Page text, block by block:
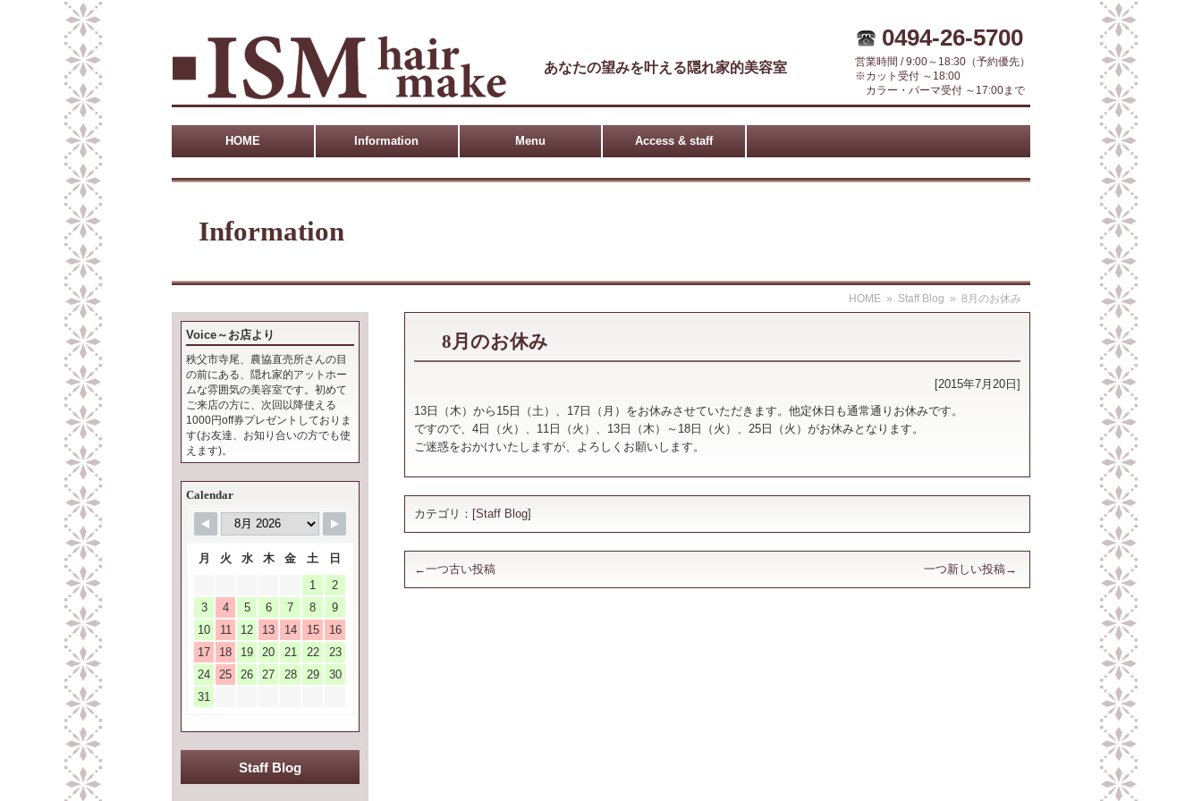
あなたの望みを叶える隠れ家的美容室
0494-26-5700
営業時間 / 9:00～18:30（予約優先）
※カット受付 ～18:00
カラー・パーマ受付 ～17:00まで
HOME Information Menu Access & staff
Information
HOME » Staff Blog » 8月のお休み
Voice～お店より
秩父市寺尾、農協直売所さんの目
の前にある、隠れ家的アットホー
ムな雰囲気の美容室です。初めて
ご来店の方に、次回以降使える
1000円off券プレゼントしておりま
す(お友達、お知り合いの方でも使
えます)。
Calendar
月 火 水 木 金 土
日
1
2
3
4 5 6 7 8
9
10
11 12 13 14 15
16
17
18 19 20 21 22
23
24
25 26 27 28 29
30
31
Staff Blog
8月のお休み
[2015年7月20日]
13日（木）から15日（土）、17日（月）をお休みさせていただきます。他定休日も通常通りお休みです。
ですので、4日（火）、11日（火）、13日（木）～18日（火）、25日（火）がお休みとなります。
ご迷惑をおかけいたしますが、よろしくお願いします。
カテゴリ：[Staff Blog]
←一つ古い投稿 一つ新しい投稿→